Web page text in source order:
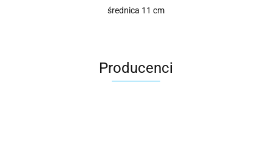
średnica 11 cm
Producenci